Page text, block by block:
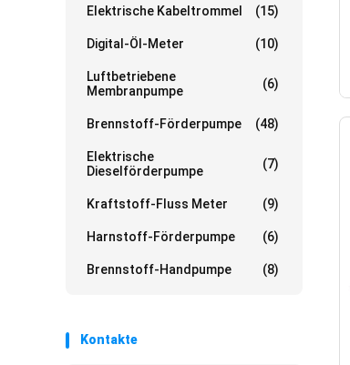
Elektrische Kabeltrommel (15)
Digital-Öl-Meter (10)
Luftbetriebene
Membranpumpe
(6)
Brennstoff-Förderpumpe (48)
Elektrische
Dieselförderpumpe
(7)
Kraftstoff-Fluss Meter (9)
Harnstoff-Förderpumpe (6)
Brennstoff-Handpumpe (8)
Kontakte